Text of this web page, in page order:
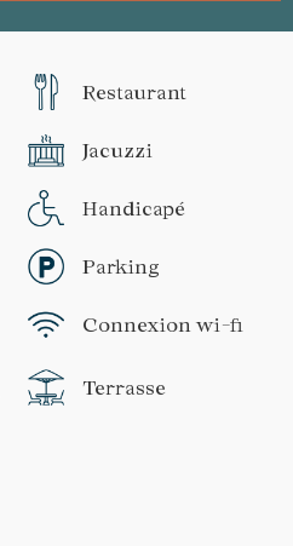
Restaurant
Jacuzzi
Handicapé
Parking
Connexion wi-fi
Terrasse